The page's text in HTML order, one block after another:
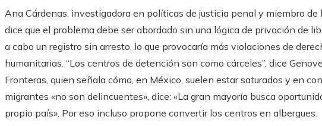
Ana Cárdenas, investigadora en políticas de justicia penal y miembro de
dice que el problema debe ser abordado sin una lógica de privación de
a cabo un registro sin arresto, lo que provocaría más violaciones de
humanitarias. “Los centros de detención son como cárceles”, dice
Fronteras, quien señala cómo, en México, suelen estar saturados y en
migrantes «no son delincuentes», dice: «La gran mayoría busca
propio país». Por eso incluso propone convertir los centros en albergues.